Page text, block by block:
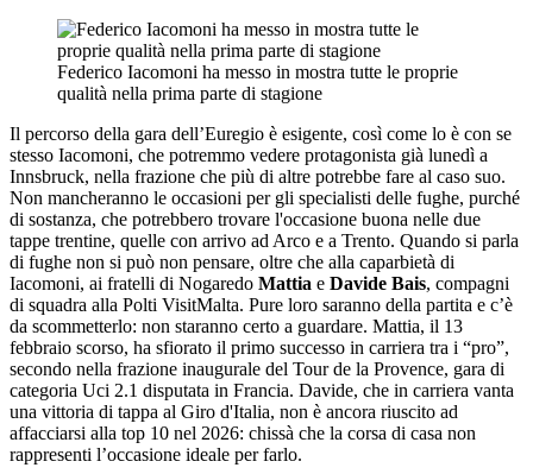
Federico Iacomoni ha messo in mostra tutte le proprie
qualità nella prima parte di stagione
Il percorso della gara dell’Euregio è esigente, così come lo è con se
stesso Iacomoni, che potremmo vedere protagonista già lunedì a
Innsbruck, nella frazione che più di altre potrebbe fare al caso suo.
Non mancheranno le occasioni per gli specialisti delle fughe, purché
di sostanza, che potrebbero trovare l'occasione buona nelle due
tappe trentine, quelle con arrivo ad Arco e a Trento. Quando si parla
di fughe non si può non pensare, oltre che alla caparbietà di
Iacomoni, ai fratelli di Nogaredo Mattia e Davide Bais, compagni
di squadra alla Polti VisitMalta. Pure loro saranno della partita e c’è
da scommetterlo: non staranno certo a guardare. Mattia, il 13
febbraio scorso, ha sfiorato il primo successo in carriera tra i “pro”,
secondo nella frazione inaugurale del Tour de la Provence, gara di
categoria Uci 2.1 disputata in Francia. Davide, che in carriera vanta
una vittoria di tappa al Giro d'Italia, non è ancora riuscito ad
affacciarsi alla top 10 nel 2026: chissà che la corsa di casa non
rappresenti l’occasione ideale per farlo.